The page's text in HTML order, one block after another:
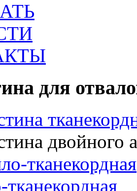
для
двойного
тканекордная
тканекордная